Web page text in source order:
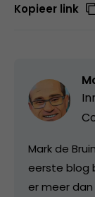
Kopieer link
Mark de
eerste blog
er meer dan